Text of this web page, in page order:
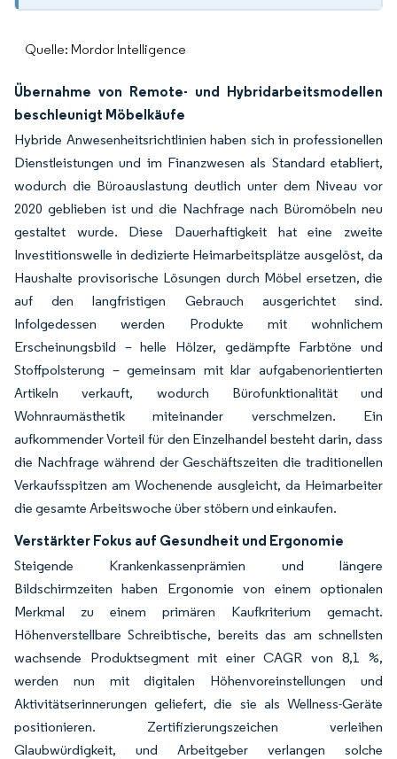
Quelle: Mordor Intelligence
Übernahme von Remote- und Hybridarbeitsmodellen
beschleunigt Möbelkäufe
Hybride Anwesenheitsrichtlinien haben sich in professionellen
Dienstleistungen und im Finanzwesen als Standard etabliert,
wodurch die Büroauslastung deutlich unter dem Niveau vor
2020 geblieben ist und die Nachfrage nach Büromöbeln neu
gestaltet wurde. Diese Dauerhaftigkeit hat eine zweite
Investitionswelle in dedizierte Heimarbeitsplätze ausgelöst, da
Haushalte provisorische Lösungen durch Möbel ersetzen, die
auf den langfristigen Gebrauch ausgerichtet sind.
Infolgedessen werden Produkte mit wohnlichem
Erscheinungsbild – helle Hölzer, gedämpfte Farbtöne und
Stoffpolsterung – gemeinsam mit klar aufgabenorientierten
Artikeln verkauft, wodurch Bürofunktionalität und
Wohnraumästhetik miteinander verschmelzen. Ein
aufkommender Vorteil für den Einzelhandel besteht darin, dass
die Nachfrage während der Geschäftszeiten die traditionellen
Verkaufsspitzen am Wochenende ausgleicht, da Heimarbeiter
die gesamte Arbeitswoche über stöbern und einkaufen.
Verstärkter Fokus auf Gesundheit und Ergonomie
Steigende Krankenkassenprämien und längere
Bildschirmzeiten haben Ergonomie von einem optionalen
Merkmal zu einem primären Kaufkriterium gemacht.
Höhenverstellbare Schreibtische, bereits das am schnellsten
wachsende Produktsegment mit einer CAGR von 8,1 %,
werden nun mit digitalen Höhenvoreinstellungen und
Aktivitätserinnerungen geliefert, die sie als Wellness-Geräte
positionieren. Zertifizierungszeichen verleihen
Glaubwürdigkeit, und Arbeitgeber verlangen solche